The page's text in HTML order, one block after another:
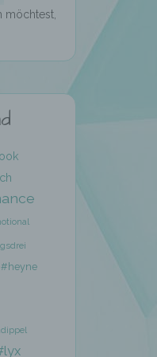
möchtest,
#heyne